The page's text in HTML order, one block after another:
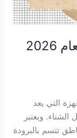
10 افضل دفاية كهربائية لعام 2026
التي يعد
ويعتبر
تتسم بالبرودة